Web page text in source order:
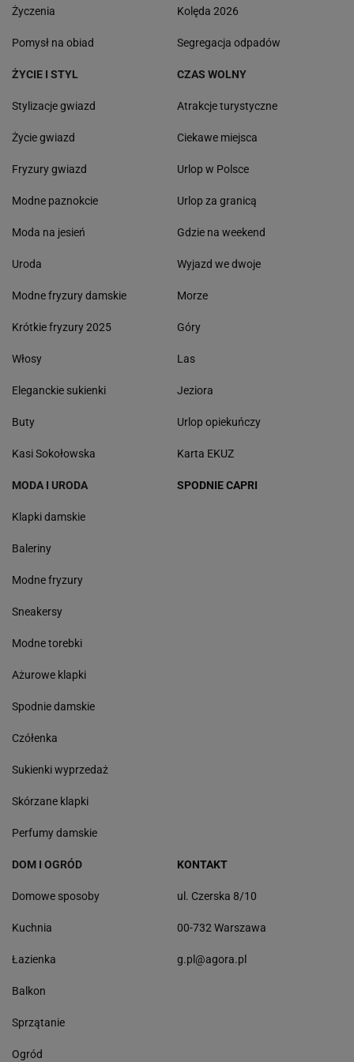
Życzenia
Pomysł na obiad
Kolęda 2026
Segregacja odpadów
ŻYCIE I STYL
Stylizacje gwiazd
Życie gwiazd
Fryzury gwiazd
Modne paznokcie
Moda na jesień
Uroda
Modne fryzury damskie
Krótkie fryzury 2025
Włosy
Eleganckie sukienki
Buty
Kasi Sokołowska
CZAS WOLNY
Atrakcje turystyczne
Ciekawe miejsca
Urlop w Polsce
Urlop za granicą
Gdzie na weekend
Wyjazd we dwoje
Morze
Góry
Las
Jeziora
Urlop opiekuńczy
Karta EKUZ
MODA I URODA
Klapki damskie
Baleriny
Modne fryzury
Sneakersy
Modne torebki
Ażurowe klapki
Spodnie damskie
Czółenka
Sukienki wyprzedaż
Skórzane klapki
Perfumy damskie
SPODNIE CAPRI
DOM I OGRÓD
Domowe sposoby
Kuchnia
Łazienka
Balkon
Sprzątanie
Ogród
KONTAKT
ul. Czerska 8/10
00-732 Warszawa
g.pl@agora.pl